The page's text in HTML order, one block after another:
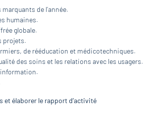
de l’année.
humaines.
globale.
projets.
de rééducation et médicotechniques.
des soins et les relations avec les usagers.
et élaborer le rapport d’activité